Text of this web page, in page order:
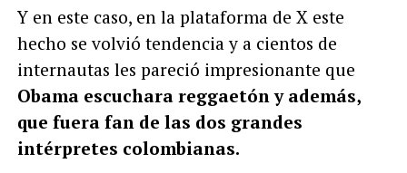
Y en este caso, en la plataforma de X este
hecho se volvió tendencia y a cientos de
internautas les pareció impresionante que
Obama escuchara reggaetón y además,
que fuera fan de las dos grandes
intérpretes colombianas.